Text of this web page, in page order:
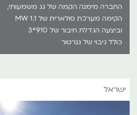
החברה מימנה הקמה של גג משמעותי,
הקימה מערכת סולארית של 1.1 MW
וביצעה הגדלת חיבור של 910*3
כולל גיבוי של גנרטור
ישראל